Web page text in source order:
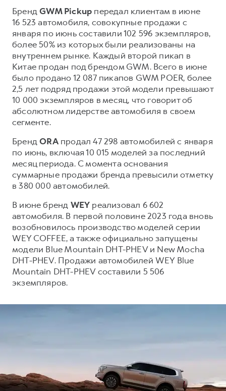
HAVAL Лизинг
АКСЕССУАРЫ HAVAL
Автомобильные аксессуары
Коллекция CITY
Коллекция Базовая
Коллекция Детская
АКСЕССУАРЫ HAVAL
Автомобильные аксессуары
Коллекция CITY
Коллекция Базовая
Коллекция Детская
БрендGWM Pickup передал клиентам в июне
16 523 автомобиля, совокупные продажи с
января по июнь составили 102 596 экземпляров,
более 50% из которых были реализованы на
внутреннем рынке. Каждый второй пикап в
Китае продан под брендом GWM. Всего в июне
было продано 12 087 пикапов GWM POER, более
2,5 лет подряд продажи этой модели превышают
10 000 экземпляров в месяц, что говорит об
абсолютном лидерстве автомобиля в своем
сегменте.
БрендORAпродал 47 298 автомобилей с января
по июнь, включая 10 015 моделей за последний
месяц периода. С момента основания
суммарные продажи бренда превысили отметку
в 380 000 автомобилей.
В июне бренд WEY реализовал 6 602
автомобиля. В первой половине 2023 года вновь
возобновилось производство моделей серии
WEY COFFEE, а также официально запущены
модели Blue Mountain DHT-PHEV и New Mocha
DHT-PHEV. Продажи автомобилей WEY Blue
Mountain DHT-PHEV составили 5 506
экземпляров.